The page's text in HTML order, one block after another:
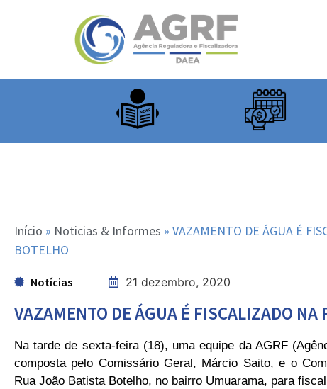
Início » Noticias & Informes » VAZAMENTO DE ÁGUA É
BOTELHO
Notícias 21 dezembro, 2020
VAZAMENTO DE ÁGUA É FISCALIZADO NA
Na tarde de sexta-feira (18), uma equipe da AGRF
composta pelo Comissário Geral, Márcio Saito, e o
Rua João Batista Botelho, no bairro Umuarama, para